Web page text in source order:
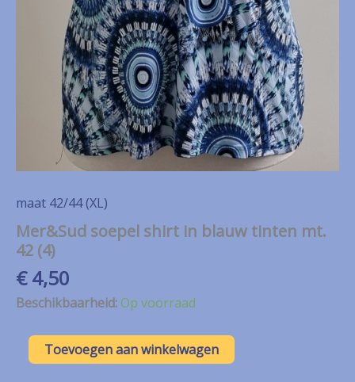
maat 42/44 (XL)
Mer&Sud soepel shirt in blauw tinten mt.
42 (4)
€4,50
Beschikbaarheid:Op voorraad
Mer&Sud
soepelToevoegen aan winkelwagen